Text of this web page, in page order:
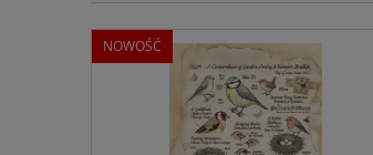
NOWOŚĆ